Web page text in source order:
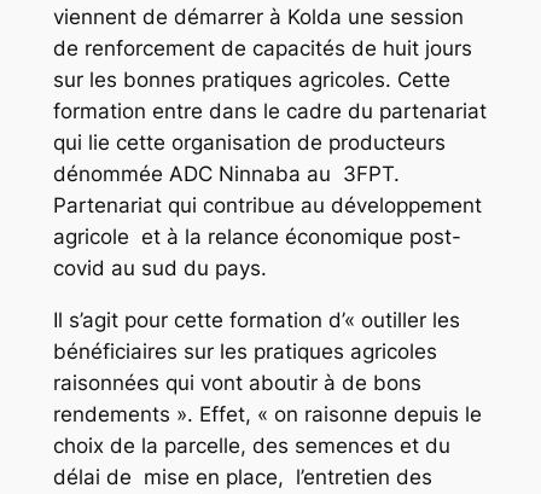
viennent de démarrer à Kolda une session
de renforcement de capacités de huit jours
sur les bonnes pratiques agricoles. Cette
formation entre dans le cadre du partenariat
qui lie cette organisation de producteurs
dénommée ADC Ninnaba au 3FPT.
Partenariat qui contribue au développement
agricole et à la relance économique post-
covid au sud du pays.
Il s’agit pour cette formation d’« outiller les
bénéficiaires sur les pratiques agricoles
raisonnées qui vont aboutir à de bons
rendements ». Effet, « on raisonne depuis le
choix de la parcelle, des semences et du
délai de mise en place, l’entretien des